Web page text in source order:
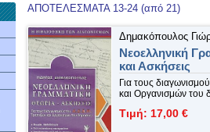
ΑΠΟΤΕΛΕΣΜΑΤΑ 13-24 (από 21)
Δημακόπουλος
Νεοελληνική
και Ασκήσεις
Για τους
και Οργανισμών του
Τιμή: 17,00 €